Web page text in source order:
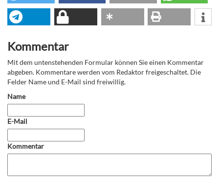
Kommentar
Mit dem untenstehenden Formular können Sie einen Kommentar
abgeben. Kommentare werden vom Redaktor freigeschaltet. Die
Felder Name und E-Mail sind freiwillig.
Name
E-Mail
Kommentar